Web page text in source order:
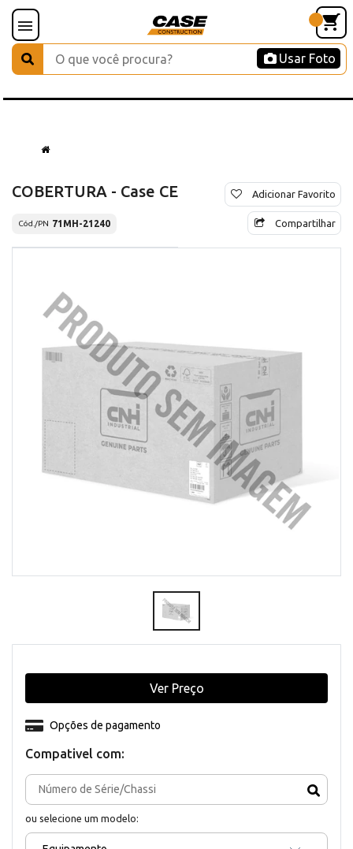
Usar Foto
COBERTURA - Case CE
Cód./PN 71MH-21240
Adicionar Favorito
Compartilhar
Compativel com:
ou selecione um modelo:
Opções de pagamento
Ver Preço